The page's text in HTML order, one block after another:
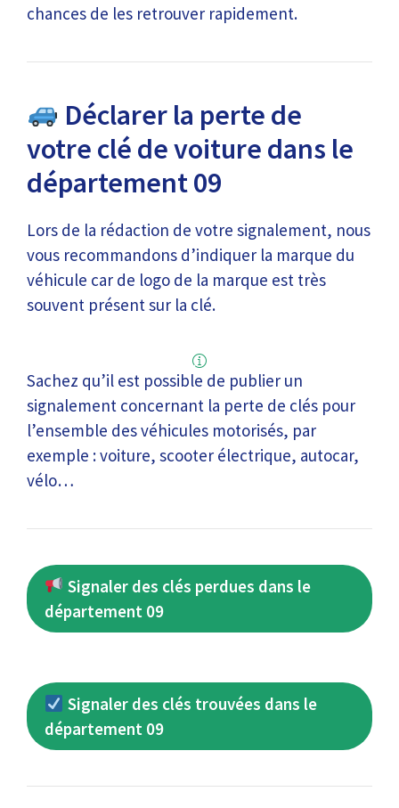
chances de les retrouver rapidement.
Déclarer la perte de
votre clé de voiture dans le
département 09
Lors de la rédaction de votre signalement, nous
vous recommandons d’indiquer la marque du
véhicule car de logo de la marque est très
souvent présent sur la clé.
Sachez qu’il est possible de publier un
signalement concernant la perte de clés pour
l’ensemble des véhicules motorisés, par
exemple : voiture, scooter électrique, autocar,
vélo…
Signaler des clés perdues dans le
département 09
Signaler des clés trouvées dans le
département 09